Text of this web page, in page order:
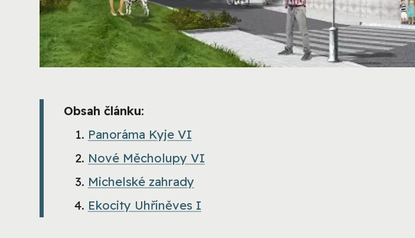
Obsah článku:
Panoráma Kyje VI
Nové Měcholupy VI
Michelské zahrady
Ekocity Uhříněves I